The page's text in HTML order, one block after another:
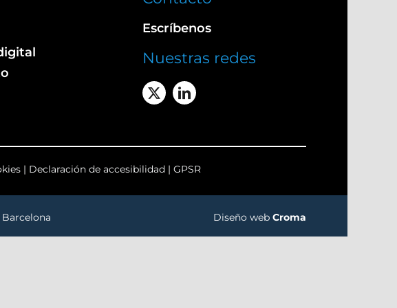
Escríbenos
Nuestras redes
| Declaración de accesibilidad| GPSR
Barcelona Diseño webCroma